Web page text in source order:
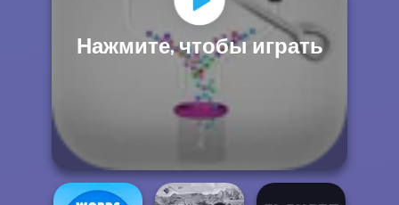
Нажмите, чтобы играть